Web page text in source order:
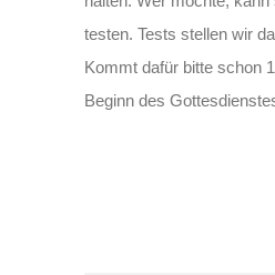
testen. Tests stellen wir
Kommt dafür bitte schon
Beginn des